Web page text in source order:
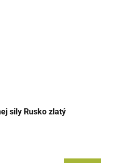
sily Rusko zlatý